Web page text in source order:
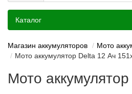
Каталог
Магазин аккумуляторов
Мото
Мото аккумулятор Delta 12 Ач
Мото